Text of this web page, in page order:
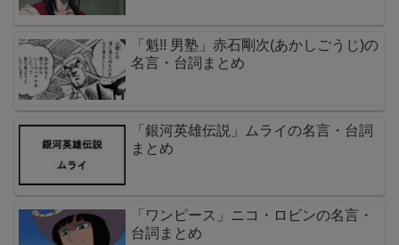
「魁!! 男塾」赤石剛次(あかしごうじ)の
名言・台詞まとめ
「銀河英雄伝説」ムライの名言・台詞
まとめ
「ワンピース」ニコ・ロビンの名言・
台詞まとめ